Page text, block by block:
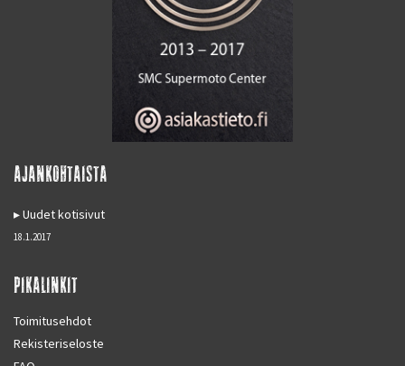
AJANKOHTAISTA
Uudet kotisivut
18.1.2017
PIKALINKIT
Toimitusehdot
Rekisteriseloste